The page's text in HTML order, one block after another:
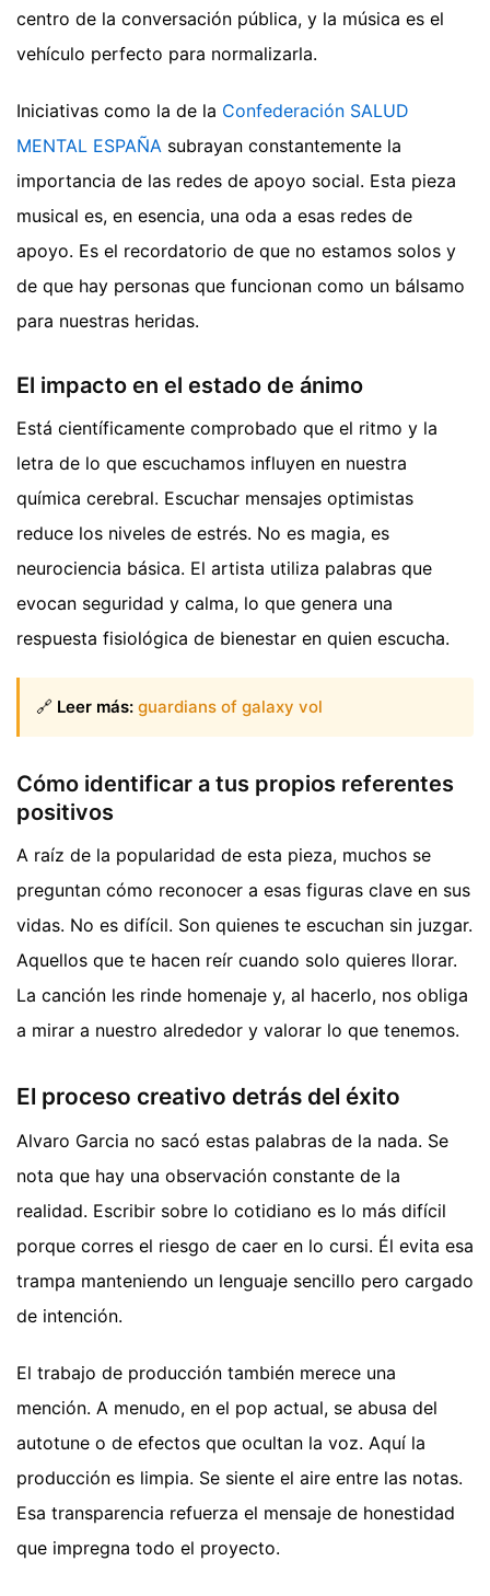
centro de la conversación pública, y la música es el
vehículo perfecto para normalizarla.
Iniciativas como la de la Confederación SALUD
MENTAL ESPAÑA subrayan constantemente la
importancia de las redes de apoyo social. Esta pieza
musical es, en esencia, una oda a esas redes de
apoyo. Es el recordatorio de que no estamos solos y
de que hay personas que funcionan como un bálsamo
para nuestras heridas.
El impacto en el estado de ánimo
Está científicamente comprobado que el ritmo y la
letra de lo que escuchamos influyen en nuestra
química cerebral. Escuchar mensajes optimistas
reduce los niveles de estrés. No es magia, es
neurociencia básica. El artista utiliza palabras que
evocan seguridad y calma, lo que genera una
respuesta fisiológica de bienestar en quien escucha.
🔗 Leer más: guardians of galaxy vol
Cómo identificar a tus propios referentes
positivos
A raíz de la popularidad de esta pieza, muchos se
preguntan cómo reconocer a esas figuras clave en sus
vidas. No es difícil. Son quienes te escuchan sin juzgar.
Aquellos que te hacen reír cuando solo quieres llorar.
La canción les rinde homenaje y, al hacerlo, nos obliga
a mirar a nuestro alrededor y valorar lo que tenemos.
El proceso creativo detrás del éxito
Alvaro Garcia no sacó estas palabras de la nada. Se
nota que hay una observación constante de la
realidad. Escribir sobre lo cotidiano es lo más difícil
porque corres el riesgo de caer en lo cursi. Él evita esa
trampa manteniendo un lenguaje sencillo pero cargado
de intención.
El trabajo de producción también merece una
mención. A menudo, en el pop actual, se abusa del
autotune o de efectos que ocultan la voz. Aquí la
producción es limpia. Se siente el aire entre las notas.
Esa transparencia refuerza el mensaje de honestidad
que impregna todo el proyecto.